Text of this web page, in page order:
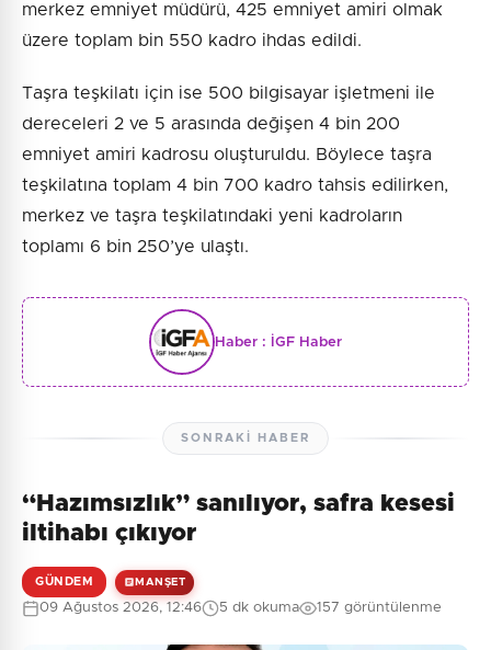
merkez emniyet müdürü, 425 emniyet amiri olmak
üzere toplam bin 550 kadro ihdas edildi.
Taşra teşkilatı için ise 500 bilgisayar işletmeni ile
dereceleri 2 ve 5 arasında değişen 4 bin 200
emniyet amiri kadrosu oluşturuldu. Böylece taşra
teşkilatına toplam 4 bin 700 kadro tahsis edilirken,
merkez ve taşra teşkilatındaki yeni kadroların
toplamı 6 bin 250’ye ulaştı.
Haber : İGF Haber
SONRAKI HABER
“Hazımsızlık” sanılıyor, safra kesesi
iltihabı çıkıyor
GÜNDEM MANŞET
09 Ağustos 2026, 12:46 5 dk okuma 157 görüntülenme